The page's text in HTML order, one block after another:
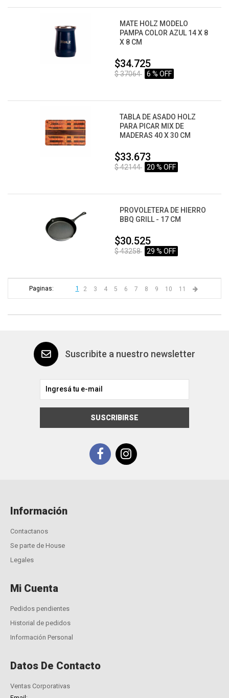
MATE HOLZ MODELO
PAMPA COLOR AZUL 14 X 8
X 8 CM
$34.725
$ 37064 6 % OFF
TABLA DE ASADO HOLZ
PARA PICAR MIX DE
MADERAS 40 X 30 CM
$33.673
$ 42144 20 % OFF
PROVOLETERA DE HIERRO
BBQ GRILL - 17 CM
$30.525
$ 43258 29 % OFF
Paginas: 1 2 3 4 5 6 7 8 9 10 11
Suscribite a nuestro newsletter
SUSCRIBIRSE
Información
Contactanos
Se parte de House
Legales
Mi Cuenta
Pedidos pendientes
Historial de pedidos
Información Personal
Datos De Contacto
Ventas Corporativas